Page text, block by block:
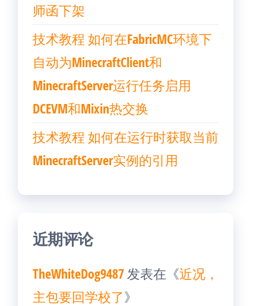
师函下架
技术教程 如何在FabricMC环境下
自动为MinecraftClient和
MinecraftServer运行任务启用
DCEVM和Mixin热交换
技术教程 如何在运行时获取当前
MinecraftServer实例的引用
近期评论
TheWhiteDog9487 发表在《近况，
主包要回学校了》